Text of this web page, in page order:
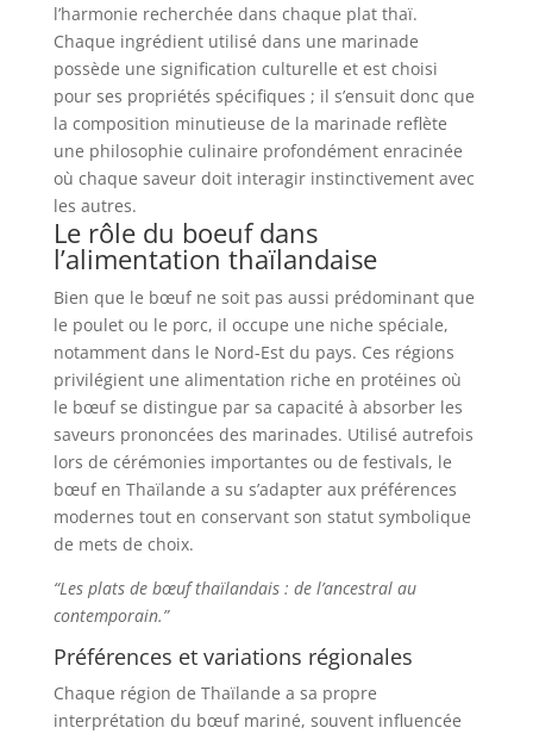
l’harmonie recherchée dans chaque plat thaï.
Chaque ingrédient utilisé dans une marinade
possède une signification culturelle et est choisi
pour ses propriétés spécifiques ; il s’ensuit donc que
la composition minutieuse de la marinade reflète
une philosophie culinaire profondément enracinée
où chaque saveur doit interagir instinctivement avec
les autres.
Le rôle du boeuf dans
l’alimentation thaïlandaise
Bien que le bœuf ne soit pas aussi prédominant que
le poulet ou le porc, il occupe une niche spéciale,
notamment dans le Nord-Est du pays. Ces régions
privilégient une alimentation riche en protéines où
le bœuf se distingue par sa capacité à absorber les
saveurs prononcées des marinades. Utilisé autrefois
lors de cérémonies importantes ou de festivals, le
bœuf en Thaïlande a su s’adapter aux préférences
modernes tout en conservant son statut symbolique
de mets de choix.
“Les plats de bœuf thaïlandais : de l’ancestral au
contemporain.”
Préférences et variations régionales
Chaque région de Thaïlande a sa propre
interprétation du bœuf mariné, souvent influencée